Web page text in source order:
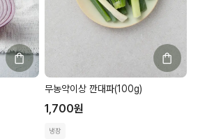
무농약이상 깐대파(100g)
1,700원
냉장